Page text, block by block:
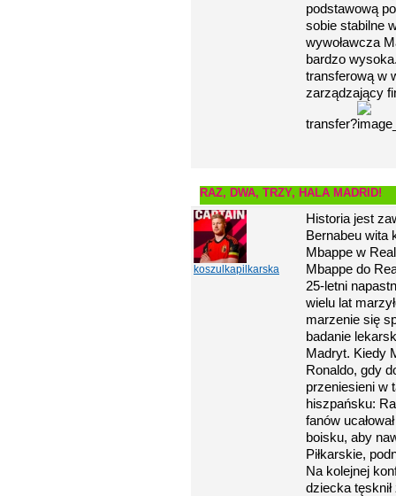
podstawową
sobie stabilne
wywoławcza
bardzo
transferową w
zarządzający
transfer?
RAZ, DWA, TRZY, HALA MADRID!
koszulkapilkarska
Historia jest
Bernabeu wita
Mbappe w
Mbappe do
25-letni
wielu lat
marzenie się
badanie
Madryt. Kiedy
Ronaldo, gdy
przeniesieni w
hiszpańsku:
fanów
boisku, aby
Piłkarskie,
Na kolejnej
dziecka